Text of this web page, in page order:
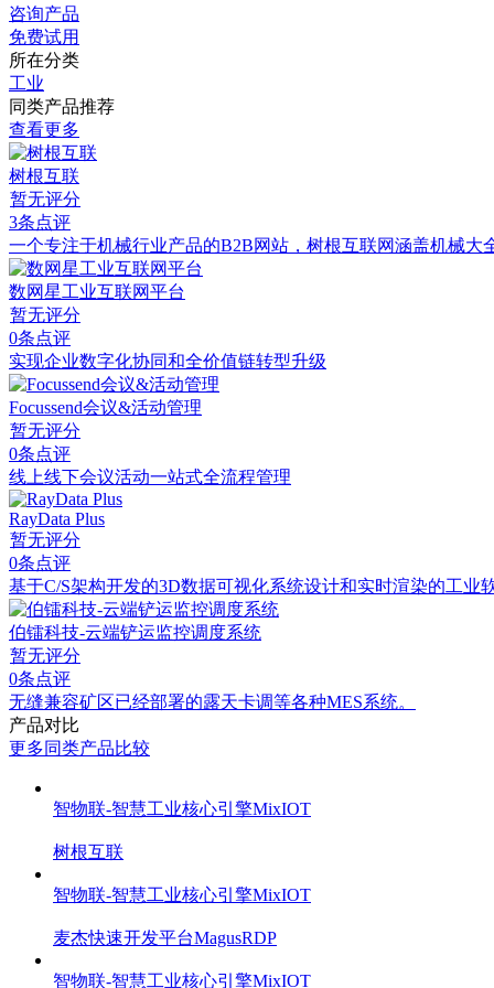
咨询产品
免费试用
所在分类
工业
同类产品推荐
查看更多
树根互联
暂无评分
3条点评
一个专注于机械行业产品的B2B网站，树根互联网涵盖机械大
数网星工业互联网平台
暂无评分
0条点评
实现企业数字化协同和全价值链转型升级
Focussend会议&活动管理
暂无评分
0条点评
线上线下会议活动一站式全流程管理
RayData Plus
暂无评分
0条点评
基于C/S架构开发的3D数据可视化系统设计和实时渲染的工业
伯镭科技-云端铲运监控调度系统
暂无评分
0条点评
无缝兼容矿区已经部署的露天卡调等各种MES系统。
产品对比
更多同类产品比较
智物联-智慧工业核心引擎MixIOT
树根互联
智物联-智慧工业核心引擎MixIOT
麦杰快速开发平台MagusRDP
智物联-智慧工业核心引擎MixIOT